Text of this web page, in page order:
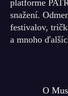
platforme
snažení.
festivalov,
a mnoho
O